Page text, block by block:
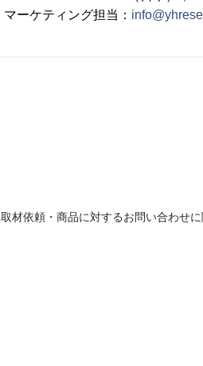
マーケティング担当：
取材依頼・商品に対するお問い合わせ